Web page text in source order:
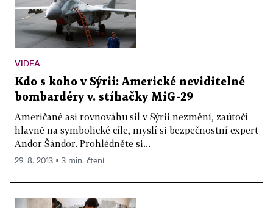
VIDEA
Kdo s koho v Sýrii: Americké neviditelné
bombardéry v. stíhačky MiG-29
Američané asi rovnováhu sil v Sýrii nezmění, zaútočí
hlavně na symbolické cíle, myslí si bezpečnostní expert
Andor Šándor. Prohlédněte si...
29. 8. 2013 ▪ 3 min. čtení